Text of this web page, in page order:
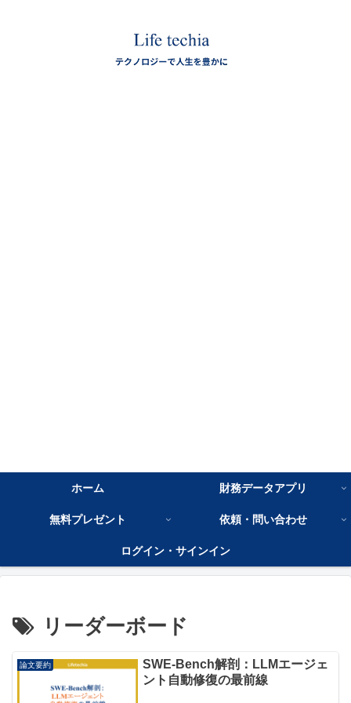
ホーム 財務データアプリ
無料プレゼント 依頼・問い合わせ
ログイン・サインイン
リーダーボード
論文要約
SWE-Bench解剖：LLMエージェ
ント自動修復の最前線